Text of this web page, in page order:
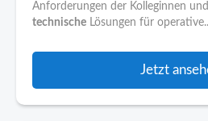
Anforderungen der Kolleginnen
technische Lösungen für
Jetzt